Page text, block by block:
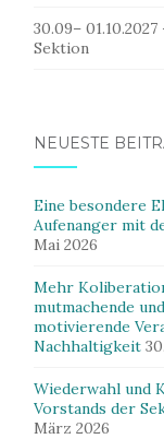
30.09–
Sektion
NEUESTE
Eine besondere
Aufenanger mit
Mai 2026
Mehr
mutmachende
motivierende
Nachhaltigkeit
Wiederwahl und
Vorstands der
März 2026